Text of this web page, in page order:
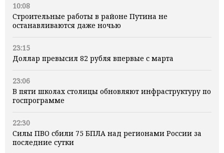
10:08
Строительные работы в районе Путина не
останавливаются даже ночью
23:15
Доллар превысил 82 рубля впервые с марта
23:06
В пяти школах столицы обновляют инфраструктуру по
госпрограмме
22:30
Силы ПВО сбили 75 БПЛА над регионами России за
последние сутки